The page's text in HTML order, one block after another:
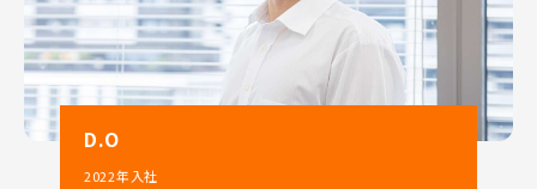
D.O
2022年入社